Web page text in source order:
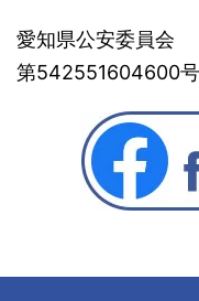
愛知県公安委員会
第542551604600号